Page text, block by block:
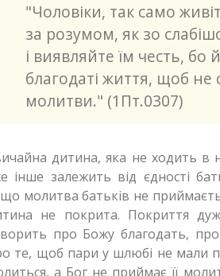
"Чоловіки, так само
за розумом, як зо
і виявляйте їм честь, бо
благодаті життя, щоб не
молитви." (1Пт.0307)
дитина, яка не ходить в
інше залежить від єдності
молитва батьків не
не покрита. Покриття
про Божу благодать, про
те, щоб пари у шлюбі не мали
а Бог не приймає її